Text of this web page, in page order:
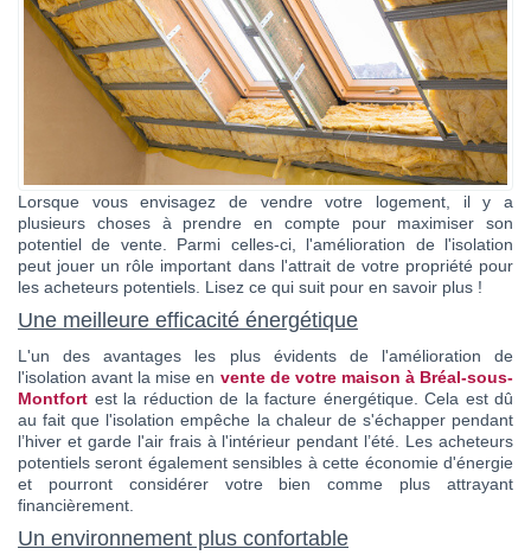
Contact
Katel Viager
Lorsque vous envisagez de vendre votre logement, il y a
plusieurs choses à prendre en compte pour maximiser son
potentiel de vente. Parmi celles-ci, l'amélioration de l'isolation
peut jouer un rôle important dans l'attrait de votre propriété pour
les acheteurs potentiels. Lisez ce qui suit pour en savoir plus !
Une meilleure efficacité énergétique
L'un des avantages les plus évidents de l'amélioration de
l'isolation avant la mise en vente de votre maison à Bréal-sous-
Montfort est la réduction de la facture énergétique. Cela est dû
au fait que l'isolation empêche la chaleur de s'échapper pendant
l’hiver et garde l'air frais à l'intérieur pendant l’été. Les acheteurs
potentiels seront également sensibles à cette économie d'énergie
et pourront considérer votre bien comme plus attrayant
financièrement.
Un environnement plus confortable